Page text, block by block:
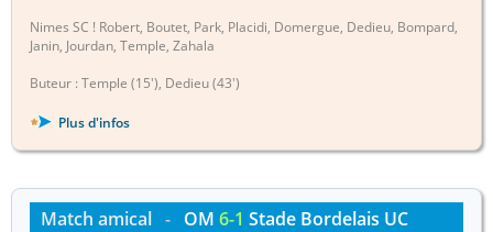
Nimes SC ! Robert, Boutet, Park, Placidi, Domergue, Dedieu, Bompard,
Janin, Jourdan, Temple, Zahala
Buteur : Temple (15'), Dedieu (43')
Plus d'infos
Match amical - OM 6-1 Stade Bordelais UC